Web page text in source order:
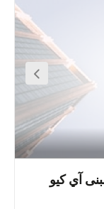
وهي
السياحة
وثيقا
كيو